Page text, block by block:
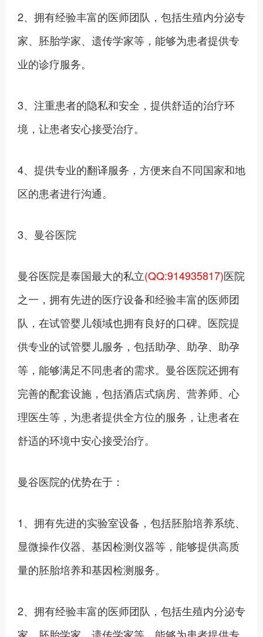
2、拥有经验丰富的医师团队，包括生殖内分泌专
家、胚胎学家、遗传学家等，能够为患者提供专
业的诊疗服务。
3、注重患者的隐私和安全，提供舒适的治疗环
境，让患者安心接受治疗。
4、提供专业的翻译服务，方便来自不同国家和地
区的患者进行沟通。‍
3、曼谷医院
曼谷医院是泰国最大的私立(QQ:914935817)医院
之一，拥有先进的医疗设备和经验丰富的医师团
队，在试管婴儿领域也拥有良好的口碑。医院提
供专业的试管婴儿服务，包括助孕、助孕、助孕
等，能够满足不同患者的需求。曼谷医院还拥有
完善的配套设施，包括酒店式病房、营养师、心
理医生等，为患者提供全方位的服务，让患者在
舒适的环境中安心接受治疗。
曼谷医院的优势在于：
1、拥有先进的实验室设备，包括胚胎培养系统、
显微操作仪器、基因检测仪器等，能够提供高质
量的胚胎培养和基因检测服务。
2、拥有经验丰富的医师团队，包括生殖内分泌专
家、胚胎学家、遗传学家等，能够为患者提供专